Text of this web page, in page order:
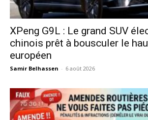
XPeng G9L : Le grand SUV
chinois prêt à bousculer le
européen
Samir Belhassen - 6 août 2026